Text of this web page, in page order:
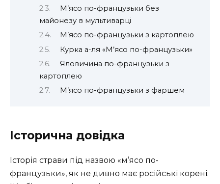
М’ясо по-французьки без
майонезу в мультиварці
М’ясо по-французьки з картоплею
Курка а-ля «М’ясо по-французьки»
Яловичина по-французьки з
картоплею
М’ясо по-французьки з фаршем
Історична довідка
Історія страви під назвою «м’ясо по-
французьки», як не дивно має російські корені.